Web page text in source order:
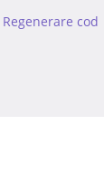
Regenerare cod